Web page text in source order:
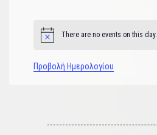
Notice There are no events on this day.
Προβολή Ημερολογίου